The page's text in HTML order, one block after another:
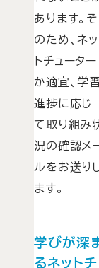
あります。そ
のため、ネッ
トチューター
か適宜、学
進捗に応じ
て取り組み
況の確認メ
ルをお送り
ます。
学びが深
るネットチ